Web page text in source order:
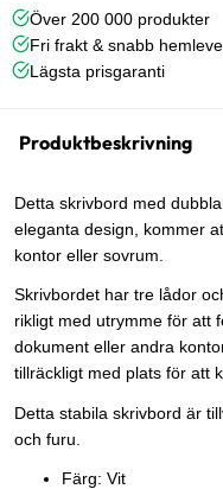
Över 200 000 produkter
Fri frakt & snabb
Lägsta prisgaranti
Produktbeskrivning
Detta skrivbord med
eleganta design, kommer
kontor eller sovrum.
Skrivbordet har tre lådor
rikligt med utrymme för att
dokument eller andra
tillräckligt med plats för att
Detta stabila skrivbord är
och furu.
Färg: Vit